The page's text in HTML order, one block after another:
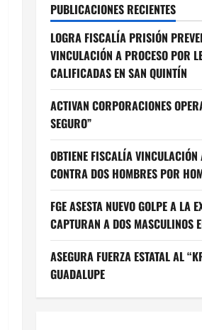
PUBLICACIONES RECIENTES
LOGRA FISCALÍA PRISIÓN
VINCULACIÓN A PROCESO POR
CALIFICADAS EN SAN QUINTÍN
ACTIVAN CORPORACIONES
SEGURO”
OBTIENE FISCALÍA VINCULACIÓN
CONTRA DOS HOMBRES POR
FGE ASESTA NUEVO GOLPE A LA
CAPTURAN A DOS MASCULINOS
ASEGURA FUERZA ESTATAL AL
GUADALUPE